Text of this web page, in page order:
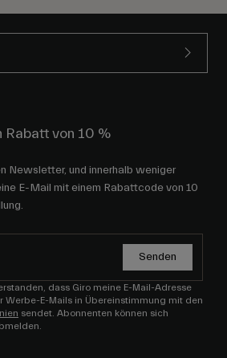
Rabatt von 10 %
Newsletter, und innerhalb weniger
E-Mail mit einem Rabattcode von 10
Senden
dass Giro meine E-Mail-Adresse
Werbe-E-Mails in Übereinstimmung mit den
sendet. Abonnenten können sich